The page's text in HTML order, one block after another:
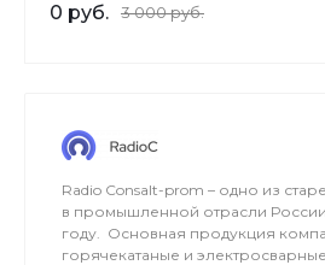
0 руб. 3 000 руб.
Radio Consalt-prom – одно из
в промышленной отрасли
году. Основная продукция
горячекатаные и